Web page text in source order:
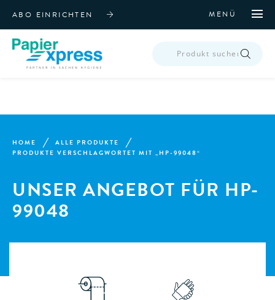
ABO EINRICHTEN MENÜ
SEARCH
HOME
ALLE PRODUKTE
PRODUKTE VERSCHLAGWORTET MIT „HP-99048“
UNSER ANGEBOT FÜR HP-
99048